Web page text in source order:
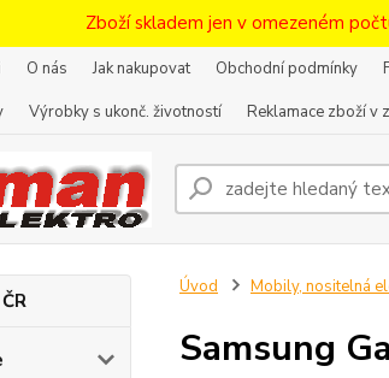
Zboží skladem jen v omezeném
O nás Jak nakupovat Obchodní podmínky
Výrobky s ukonč. životností Reklamace zboží v
Úvod Mobily, nositelná
Samsung